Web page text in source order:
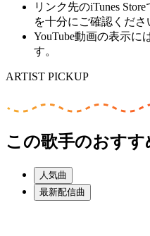
リンク先のiTunes
を十分にご確認くださ
YouTube動画の表示に
す。
ARTIST PICKUP
この歌手のおすす
人気曲
最新配信曲